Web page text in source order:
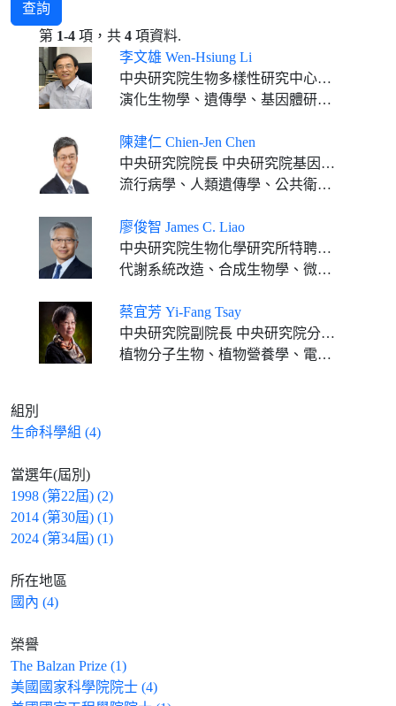
查詢
第 1-4 項，共 4 項資料.
李文雄 Wen-Hsiung Li
中央研究院生物多樣性研究中心特聘研究員
演化生物學、遺傳學、基因體研究、生物資訊
陳建仁 Chien-Jen Chen
中央研究院院長 中央研究院基因體研究中心特聘研究員
流行病學、人類遺傳學、公共衛生、預防醫學
廖俊智 James C. Liao
中央研究院生物化學研究所特聘研究員
代謝系統改造、合成生物學、微生物合成燃料、生物工程
蔡宜芳 Yi-Fang Tsay
中央研究院副院長 中央研究院分子生物研究所特聘研究員
植物分子生物、植物營養學、電生理、細胞膜生物學
組別
生命科學組 (4)
當選年(屆別)
1998 (第22屆) (2)
2014 (第30屆) (1)
2024 (第34屆) (1)
所在地區
國內 (4)
榮譽
The Balzan Prize (1)
美國國家科學院院士 (4)